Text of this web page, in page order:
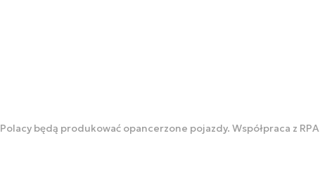
Polacy będą produkować opancerzone pojazdy. Współpraca z RPA